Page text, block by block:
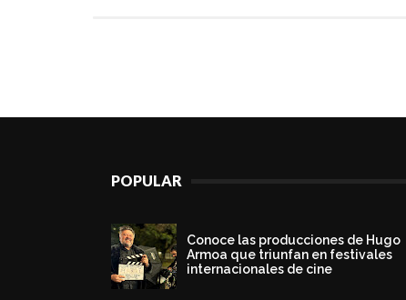
POPULAR
Conoce las producciones de Hugo
Armoa que triunfan en festivales
internacionales de cine